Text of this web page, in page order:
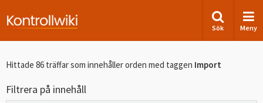
Sök Meny
Hittade 86 träffar som innehåller orden med taggen Import
Filtrera på innehåll